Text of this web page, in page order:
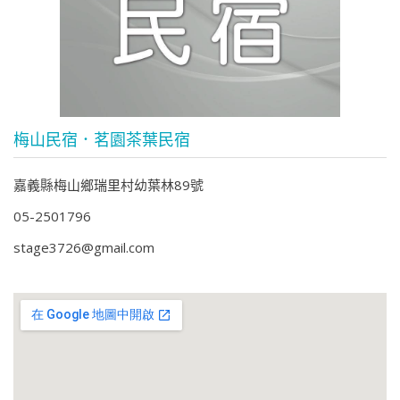
梅山民宿．茗園茶葉民宿
嘉義縣梅山鄉瑞里村幼葉林89號
05-2501796
stage3726@gmail.com